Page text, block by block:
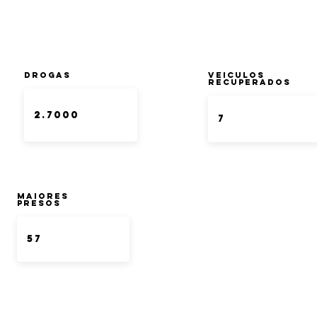
DROGAS Veiculos
Recuperados
Maiores
Presos